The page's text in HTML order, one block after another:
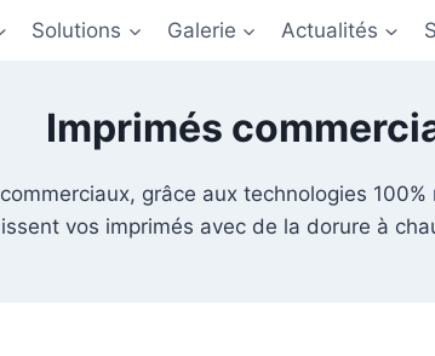
Solutions Galerie Actualités
Imprimés
grâce aux technologies 100%
vos imprimés avec de la dorure à